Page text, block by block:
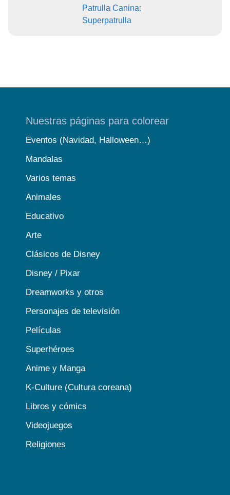
Patrulla Canina:
Superpatrulla
Nuestras páginas para colorear
Eventos (Navidad, Halloween…)
Mandalas
Varios temas
Animales
Educativo
Arte
Clásicos de Disney
Disney / Pixar
Dreamworks y otros
Personajes de televisión
Películas
Superhéroes
Anime y Manga
K-Culture (Cultura coreana)
Libros y cómics
Videojuegos
Religiones